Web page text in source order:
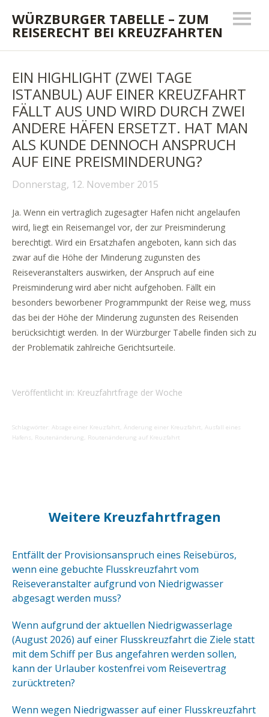
WÜRZBURGER TABELLE – ZUM
REISERECHT BEI KREUZFAHRTEN
EIN HIGHLIGHT (ZWEI TAGE
ISTANBUL) AUF EINER KREUZFAHRT
FÄLLT AUS UND WIRD DURCH ZWEI
ANDERE HÄFEN ERSETZT. HAT MAN
ALS KUNDE DENNOCH ANSPRUCH
AUF EINE PREISMINDERUNG?
Donnerstag, 12. November 2015
Ja. Wenn ein vertraglich zugesagter Hafen nicht angelaufen
wird, liegt ein Reisemangel vor, der zur Preisminderung
berechtigt. Wird ein Ersatzhafen angeboten, kann sich das
zwar auf die Höhe der Minderung zugunsten des
Reiseveranstalters auswirken, der Anspruch auf eine
Preisminderung wird aber nicht aufgehoben. Fällt ein
besonders beworbener Programmpunkt der Reise weg, muss
das bei der Höhe der Minderung zugunsten des Reisenden
berücksichtigt werden. In der Würzburger Tabelle finden sich zu
der Problematik zahlreiche Gerichtsurteile.
Veröffentlicht in: Kreuzfahrtfrage der Woche
Schlagwörter: Absage einer Kreuzfahrt Änderung einer Kreuzfahrt Ausfall eines
Hafens
Routenänderung Routenänderung auf Kreuzfahrt
Weitere Kreuzfahrtfragen
Entfällt der Provisionsanspruch eines Reisebüros,
wenn eine gebuchte Flusskreuzfahrt vom
Reiseveranstalter aufgrund von Niedrigwasser
abgesagt werden muss?
Wenn aufgrund der aktuellen Niedrigwasserlage
(August 2026) auf einer Flusskreuzfahrt die Ziele statt
mit dem Schiff per Bus angefahren werden sollen,
kann der Urlauber kostenfrei vom Reisevertrag
zurücktreten?
Wenn wegen Niedrigwasser auf einer Flusskreuzfahrt